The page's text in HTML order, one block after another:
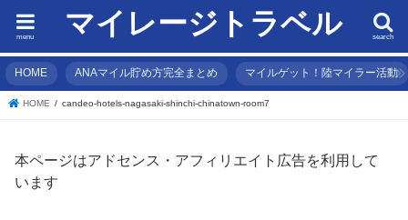
マイレージトラベル search
menu
HOME ANAマイル貯め方完全まとめ マイルゲット！陸マイラー活動
HOME candeo-hotels-nagasaki-shinchi-chinatown-room7
本ページはアドセンス・アフィリエイト広告を利用して
います